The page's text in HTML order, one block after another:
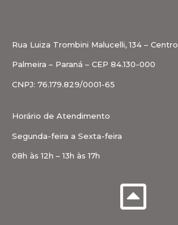
Rua Luiza Trombini Malucelli, 134 – Centro
Palmeira – Paraná – CEP 84.130-000
CNPJ: 76.179.829/0001-65
Horário de Atendimento
Segunda-feira a Sexta-feira
08h às 12h – 13h às 17h